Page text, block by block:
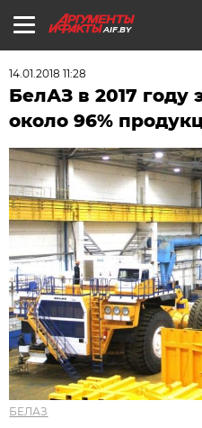
AIF.BY
14.01.2018 11:28
БелАЗ в 2017 году
около 96%
БЕЛАЗ